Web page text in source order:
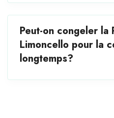
Peut-on congeler la
Limoncello pour la
longtemps?